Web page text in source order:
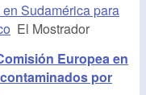
Sudamérica para
El Mostrador
Europea en
por